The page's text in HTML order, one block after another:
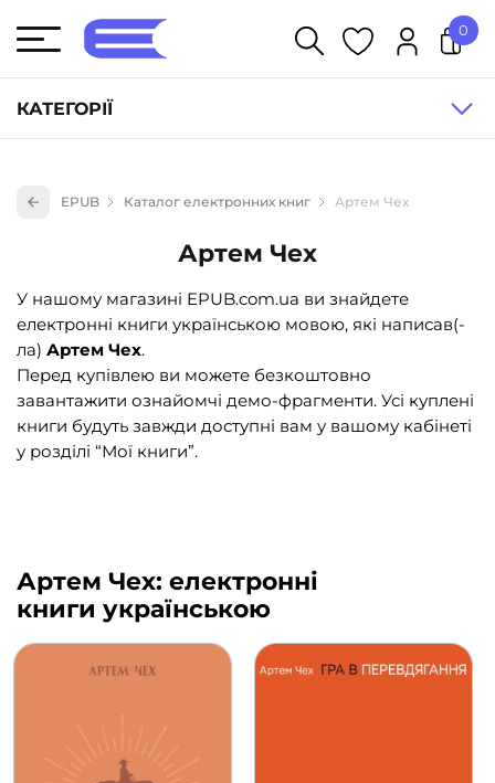
КАТЕГОРІЇ
Книги для дітей (836)
Книги для підлітків (240)
Науково-популярна література (1015)
Навчальна література та посібники (527)
Енциклопедії, довідники, словники (55)
Подарункові сертифікати (1)
0
EPUB Каталог електронних книг Артем Чех
Артем Чех
У нашому магазині EPUB.com.ua ви знайдете
електронні книги українською мовою, які написав(-
ла) Артем Чех.
Перед купівлею ви можете безкоштовно
завантажити ознайомчі демо-фрагменти. Усі куплені
книги будуть завжди доступні вам у вашому кабінеті
у розділі “Мої книги”.
Артем Чех: електронні
книги українською